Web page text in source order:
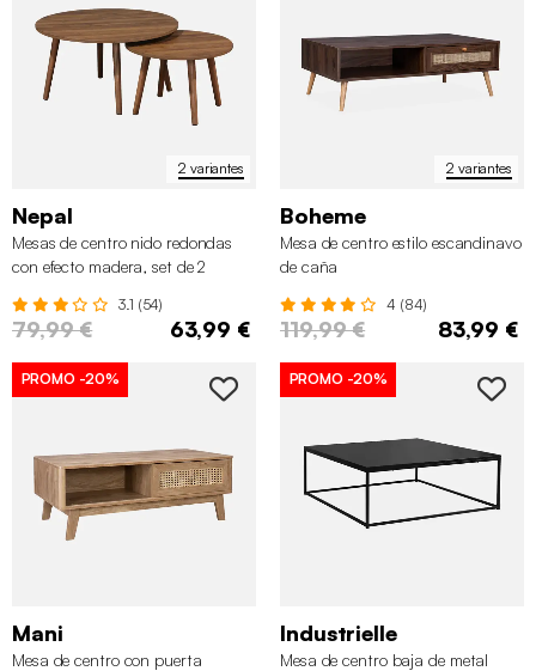
2 variantes
Nepal
Mesas de centro nido redondas
con efecto madera, set de 2
3.1 (54)
79,99 € 63,99 €
2 variantes
Boheme
Mesa de centro estilo escandinavo
de caña
4 (84)
119,99 € 83,99 €
PROMO -20%
Mani
Mesa de centro con puerta
PROMO -20%
Industrielle
Mesa de centro baja de metal